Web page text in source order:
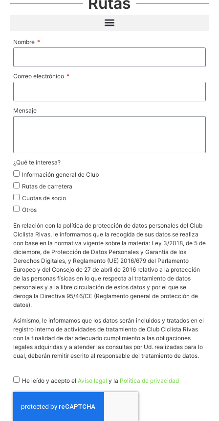
Nombre
Correo electrónico
Mensaje
¿Qué te interesa?
Información general de Club
Rutas de carretera
Cuotas de socio
Otros
En relación con la política de protección de datos personales del Club
Ciclista Rivas, le informamos que la recogida de sus datos se realiza
con base en la normativa vigente sobre la materia: Ley 3/2018, de 5 de
diciembre, de Protección de Datos Personales y Garantía de los
Derechos Digitales, y Reglamento (UE) 2016/679 del Parlamento
Europeo y del Consejo de 27 de abril de 2016 relativo a la protección
de las personas físicas en lo que respecta al tratamiento de datos
personales y a la libre circulación de estos datos y por el que se
deroga la Directiva 95/46/CE (Reglamento general de protección de
datos).
Asimismo, le informamos que los datos serán incluidos y tratados en el
registro interno de actividades de tratamiento de Club Ciclista Rivas
con la finalidad de dar adecuado cumplimiento a las obligaciones
legales adquiridas y a atender las consultas por Ud. realizadas para lo
cual, deberán remitir escrito al responsable del tratamiento de datos.
He leído y acepto el Aviso legal y la Política de privacidad